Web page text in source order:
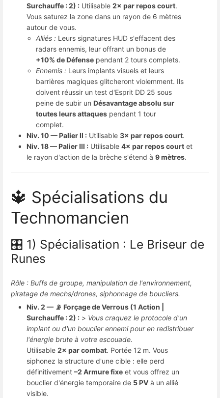
Surchauffe : 2) : Utilisable 2× par repos court.
Vous saturez la zone dans un rayon de 6 mètres
autour de vous.
Alliés : Leurs signatures HUD s'effacent des
radars ennemis, leur offrant un bonus de
+10% de Défense pendant 2 tours complets.
Ennemis : Leurs implants visuels et leurs
barrières magiques glitcheront violemment. Ils
doivent réussir un test d'Esprit DD 25 sous
peine de subir un Désavantage absolu sur
toutes leurs attaques pendant 1 tour
complet.
Niv. 10 — Palier II : Utilisable 3× par repos court.
Niv. 18 — Palier III : Utilisable 4× par repos court et
le rayon d'action de la brèche s'étend à 9 mètres.
🔱 Spécialisations du
Technomancien
🎛️ 1) Spécialisation : Le Briseur de
Runes
Rôle : Buffs de groupe, manipulation de l'environnement,
piratage de mechs/drones, siphonnage de boucliers.
Niv. 2 — 📡 Forçage de Verrous (1 Action |
Surchauffe : 2) : > Vous craquez le protocole d'un
implant ou d'un bouclier ennemi pour en redistribuer
l'énergie brute à votre escouade.
Utilisable 2× par combat. Portée 12 m. Vous
siphonez la structure d'une cible : elle perd
définitivement –2 Armure fixe et vous offrez un
bouclier d'énergie temporaire de 5 PV à un allié
visible.